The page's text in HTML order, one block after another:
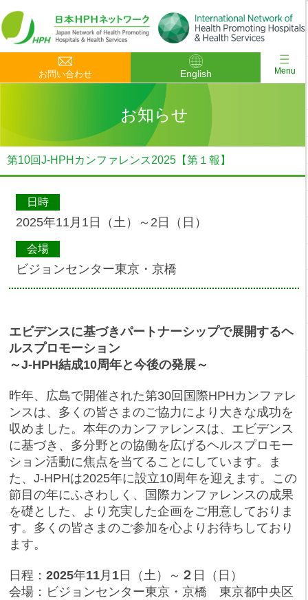
お問い合わせ English Menu
お知らせ
第10回J-HPHカンファレンス2025【第１報】
日時
2025年11月1日（土）～2日（日）
会場
ビジョンセンター東京・京橋
エビデンスに基づきパートナーシップで展開するヘ
ルスプロモーション
～J-HPH結成10周年と今後の発展～
昨年、広島で開催された第30回国際HPHカンファレ
ンスは、多くの皆さまのご協力により大きな成功を
収めました。本年のカンファレンスは、エビデンス
に基づき、多分野との協働を広げるヘルスプロモー
ション活動に焦点を当てることにしています。ま
た、J-HPHは2025年に設立10周年を迎えます。この
節目の年にふさわしく、国際カンファレンスの成果
を礎とした、より充実した企画をご用意しておりま
す。多くの皆さまのご参加を心よりお待ちしており
ます。
日程：2025年11月 1 日（土）～ ２ 日（日）
会場：ビジョンセンター東京・京橋 東京都中央区